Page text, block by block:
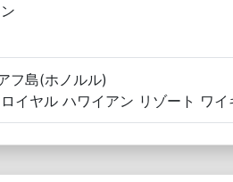
フ島(ホノルル)
イヤル ハワイアン リゾート ワイ